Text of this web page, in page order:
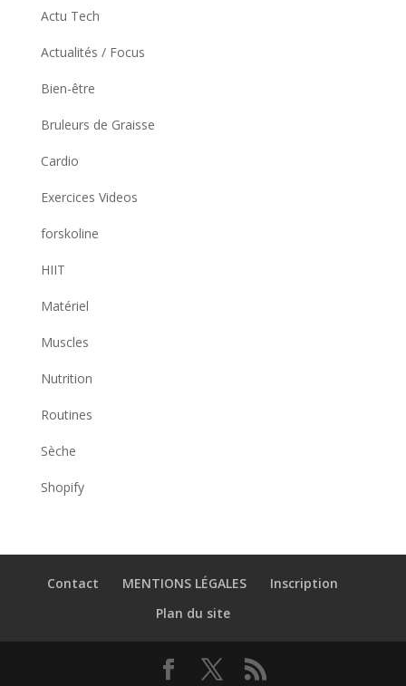
Actu Tech
Actualités / Focus
Bien-être
Bruleurs de Graisse
Cardio
Exercices Videos
forskoline
HIIT
Matériel
Muscles
Nutrition
Routines
Sèche
Shopify
Contact MENTIONS LÉGALES
Inscription
Plan du site